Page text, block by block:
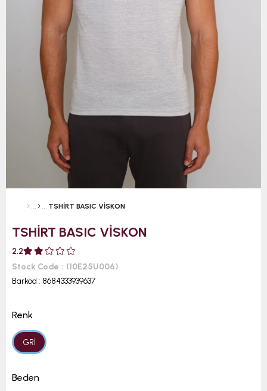
TSHİRT BASIC VİSKON
TSHİRT BASIC VİSKON
2.2
Stock Code
(10E25U006)
Barkod : 8684333939637
Renk
GRİ
Beden